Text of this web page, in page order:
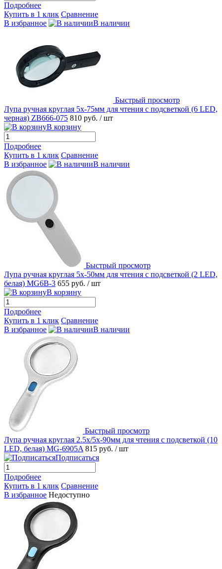
Подробнее
Купить в 1 клик Сравнение
В избранное
В наличии
Быстрый просмотр
Лупа ручная круглая 5х-75мм для чтения с подсветкой (6 LED,
черная) ZB666-075 810 руб. / шт
В корзину
Подробнее
Купить в 1 клик Сравнение
В избранное
В наличии
Быстрый просмотр
Лупа ручная круглая 5х-50мм для чтения с подсветкой (2 LED,
белая) MG6B-3 655 руб. / шт
В корзину
Подробнее
Купить в 1 клик Сравнение
В избранное
В наличии
Быстрый просмотр
Лупа ручная круглая 2.5x/5х-90мм для чтения с подсветкой (10
LED, белая) MG-6905A 815 руб. / шт
Подписаться
Подробнее
Купить в 1 клик Сравнение
В избранное Недоступно